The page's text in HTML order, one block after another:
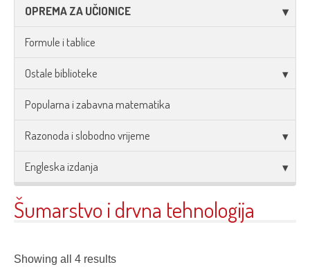
OPREMA ZA UČIONICE
Formule i tablice
Ostale biblioteke
Popularna i zabavna matematika
Razonoda i slobodno vrijeme
Engleska izdanja
Šumarstvo i drvna tehnologija
Showing all 4 results